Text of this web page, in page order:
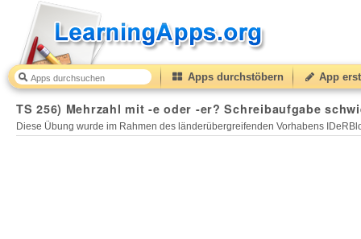
Apps durchstöbern App
TS 256) Mehrzahl mit -e oder -er? Schreibaufgabe
Diese Übung wurde im Rahmen des länderübergreifenden Vorhabens